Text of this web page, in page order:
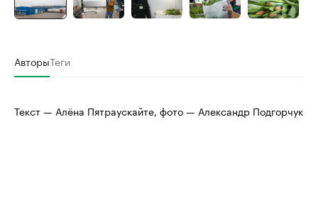
АвторыТеги
Текст — Алёна Пятраускайте, фото — Александр Подгорчук